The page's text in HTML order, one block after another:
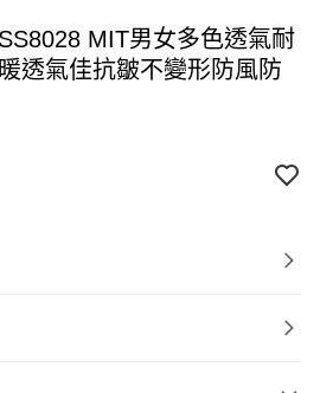
MIT男女多色透氣耐
透氣佳抗皺不變形防風防